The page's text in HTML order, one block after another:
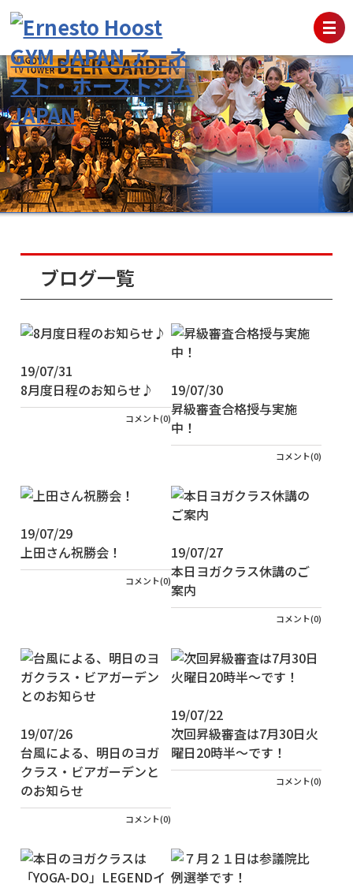
ブログ一覧
19/07/31
8月度日程のお知らせ♪
コメント(0)
19/07/30
昇級審査合格授与実施
中！
コメント(0)
19/07/29
上田さん祝勝会！
コメント(0)
19/07/27
本日ヨガクラス休講のご
案内
コメント(0)
19/07/26
台風による、明日のヨガ
クラス・ビアガーデンと
のお知らせ
コメント(0)
19/07/22
次回昇級審査は7月30日火
曜日20時半～です！
コメント(0)